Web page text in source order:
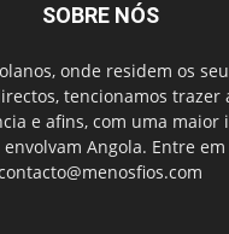
SOBRE NÓS
onde residem os
tencionamos trazer
e afins, com uma maior
Angola. Entre